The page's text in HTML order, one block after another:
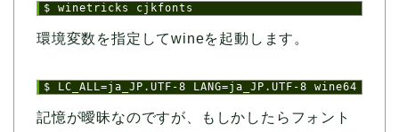
$ winetricks cjkfonts
環境変数を指定してwineを起動します。
$ LC_ALL=ja_JP.UTF-8 LANG=ja_JP.UTF-8 wine64
記憶が曖昧なのですが、もしかしたらフォント